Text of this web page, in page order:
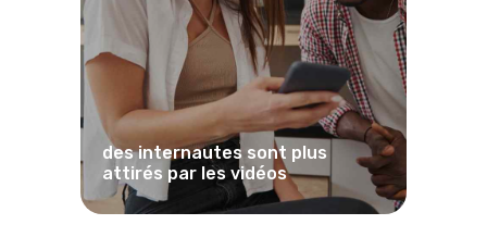
des internautes sont plus
attirés par les vidéos